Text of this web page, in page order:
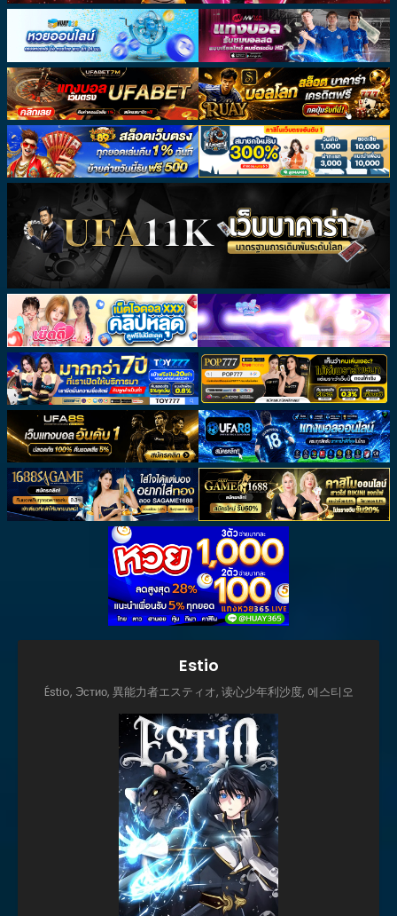
Estio
Éstio, Эстио, 異能力者エスティオ, 读心少年利沙度, 에스티오